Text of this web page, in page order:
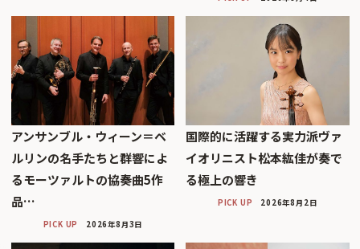
アンサンブル・ウィーン＝ベ
ルリンの名手たちと群響によ
るモーツァルトの協奏曲5作
品…
PICK UP 2026年8月3日
国際的に活躍する実力派ヴァ
イオリニスト松本紘佳が奏で
る極上の響き
PICK UP 2026年8月2日